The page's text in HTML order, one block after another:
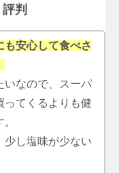
判
も安心して食べさ
いなので、スーパ
ってくるよりも健
少し塩味が少ない